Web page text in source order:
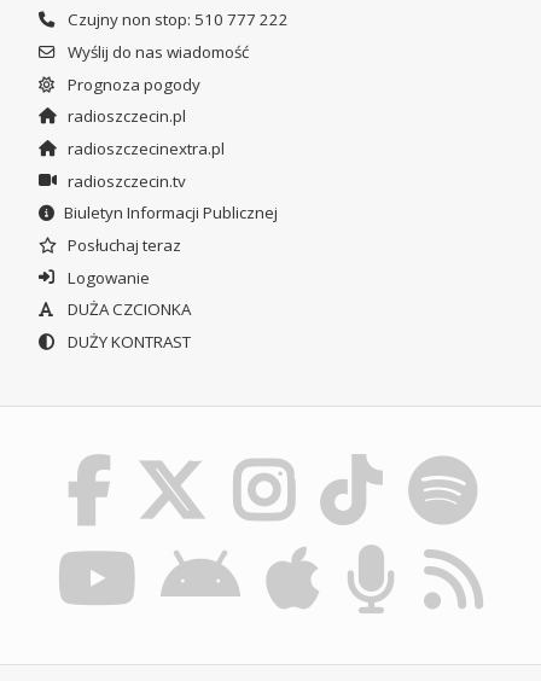
Czujny non stop: 510 777 222
Wyślij do nas wiadomość
Prognoza pogody
radioszczecin.pl
radioszczecinextra.pl
radioszczecin.tv
Biuletyn Informacji Publicznej
Posłuchaj teraz
Logowanie
DUŻA CZCIONKA
DUŻY KONTRAST